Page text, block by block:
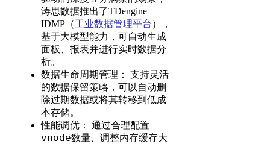
涛思数据推出了TDengine
IDMP（工业数据管理平台 ），
基于大模型能力，可自动生成
面板、报表并进行实时数据分
析。
数据生命周期管理： 支持灵活
的数据保留策略，可以自动删
除过期数据或将其转移到低成
本存储。
性能调优： 通过合理配置
vnode数量、调整内存缓存大